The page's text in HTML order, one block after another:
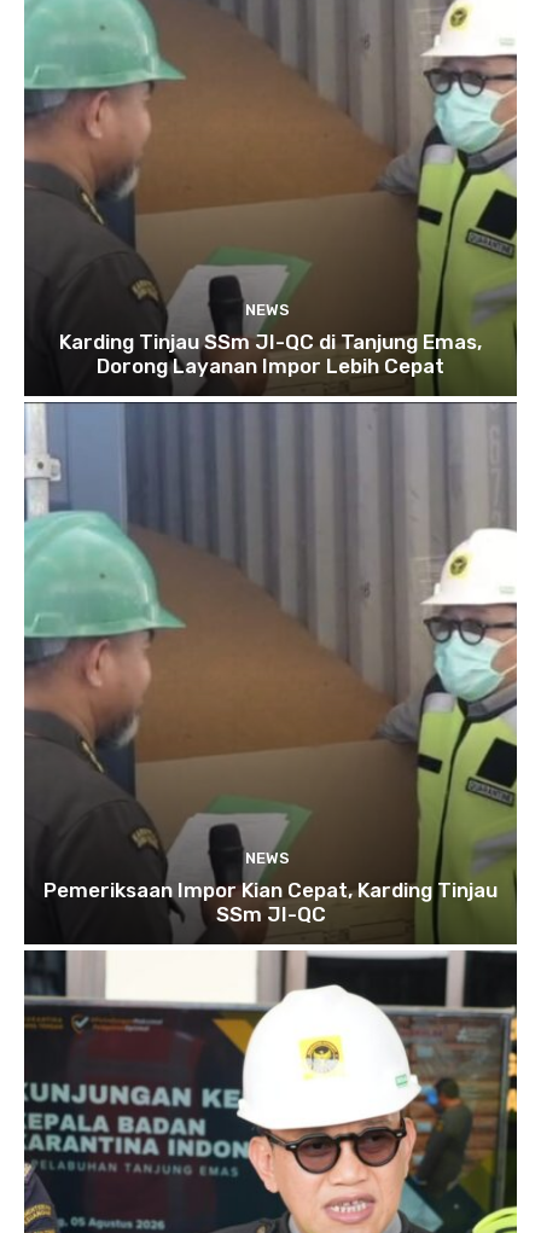
NEWS
Karding Tinjau SSm JI-QC di Tanjung Emas,
Dorong Layanan Impor Lebih Cepat
NEWS
Pemeriksaan Impor Kian Cepat, Karding Tinjau
SSm JI-QC